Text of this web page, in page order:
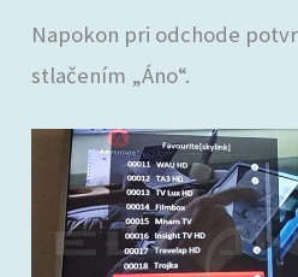
Napokon pri odchode
stlačením „Áno“.